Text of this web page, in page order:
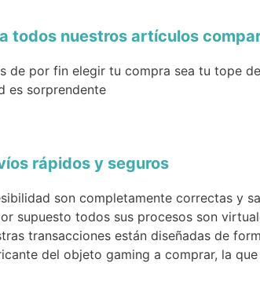
todos nuestros artículos
de por fin elegir tu compra sea tu tope
es sorprendente
rápidos y seguros
son completamente correctas y
supuesto todos sus procesos son
transacciones están diseñadas de
del objeto gaming a comprar, la